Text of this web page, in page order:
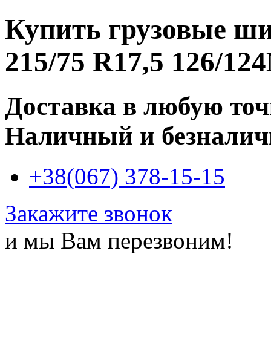
Купить грузовые
215/75 R17,5 126/
Доставка в любую
Наличный и
+38(067) 378-15-15
Закажите звонок
и мы Вам перезвоним!